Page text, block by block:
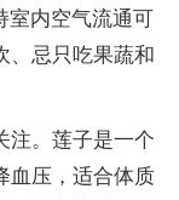
室内空气流通可
、忌只吃果蔬和
注。莲子是一个
血压，适合体质